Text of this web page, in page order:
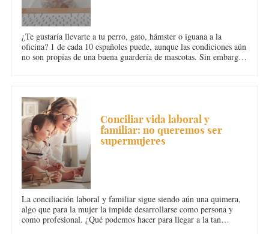
¿Te gustaría llevarte a tu perro, gato, hámster o iguana a la
oficina? 1 de cada 10 españoles puede, aunque las condiciones aún
no son propias de una buena guardería de mascotas. Sin embargo,
Conciliar vida laboral y
familiar: no queremos ser
supermujeres
La conciliación laboral y familiar sigue siendo aún una quimera,
algo que para la mujer la impide desarrollarse como persona y
como profesional. ¿Qué podemos hacer para llegar a la tan